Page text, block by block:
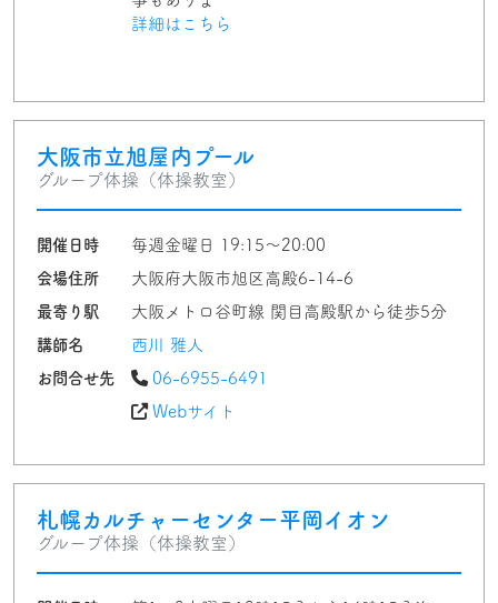
詳細はこちら
大阪市立旭屋内プール
グループ体操（体操教室）
開催日時
毎週金曜日 19:15〜20:00
会場住所
大阪府大阪市旭区高殿6-14-6
最寄り駅
大阪メトロ谷町線 関目高殿駅から徒歩5分
講師名
西川 雅人
お問合せ先
06-6955-6491
Webサイト
札幌カルチャーセンター平岡イオン
グループ体操（体操教室）